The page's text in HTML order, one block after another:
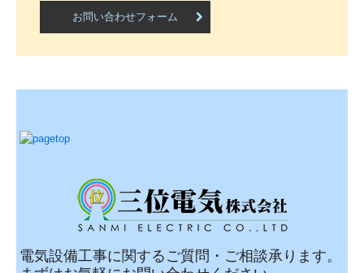
お問い合わせフォーム
電気設備工事に関するご質問・ご相談承ります。